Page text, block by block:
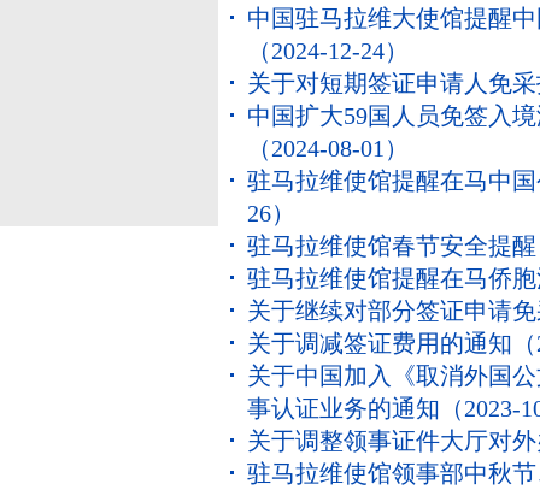
中国驻马拉维大使馆提醒
（2024-12-24）
关于对短期签证申请人免
中国扩大59国人员免签入
（2024-08-01）
驻马拉维使馆提醒在马中
26）
驻马拉维使馆春节安全提醒
驻马拉维使馆提醒在马侨
关于继续对部分签证申请
关于调减签证费用的通知
关于中国加入《取消外国
事认证业务的通知 （2023-
关于调整领事证件大厅对
驻马拉维使馆领事部中秋